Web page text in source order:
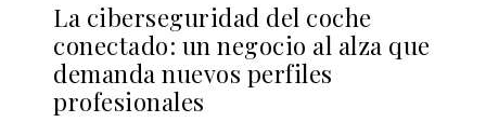
La ciberseguridad del coche
conectado: un negocio al alza que
demanda nuevos perfiles
profesionales